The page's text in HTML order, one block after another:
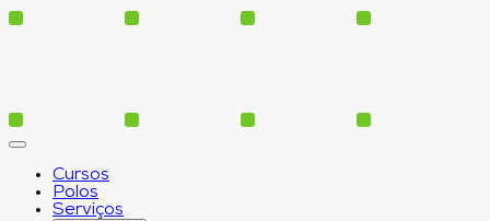
Cursos
Polos
Serviços